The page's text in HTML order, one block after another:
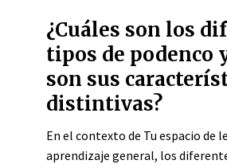
¿Cuáles son los
tipos de podenco
son sus
distintivas?
En el contexto de Tu espacio de
aprendizaje general, los